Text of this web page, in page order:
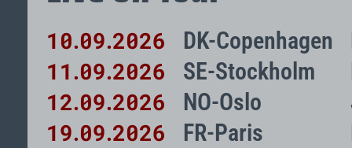
10.09.2026 DK-Copenhagen
11.09.2026 SE-Stockholm
12.09.2026 NO-Oslo
19.09.2026 FR-Paris